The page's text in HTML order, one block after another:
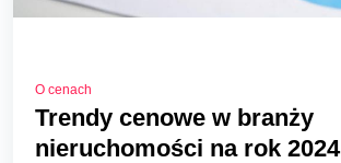
O cenach
Trendy cenowe w branży
nieruchomości na rok 2024